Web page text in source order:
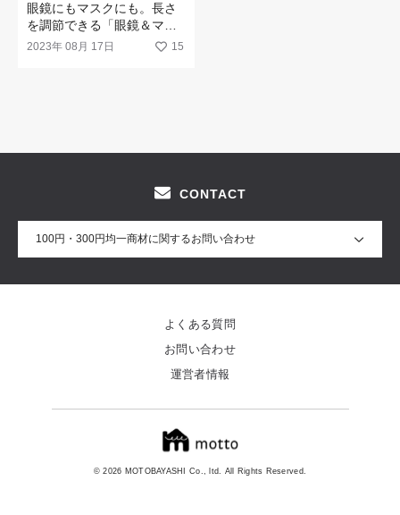
眼鏡にもマスクにも。長さ
を調節できる「眼鏡＆マス
ク 2WAYストラップ 」が新
2023年 08月 17日 15
CONTACT
100円・300円均一商材に関するお問い合わせ
© 2026 MOTOBAYASHI Co., ltd. All Rights Reserved.
よくある質問
お問い合わせ
運営者情報